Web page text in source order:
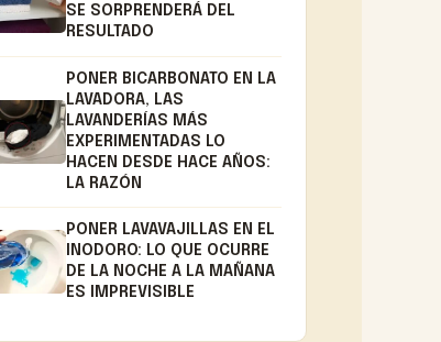
SE SORPRENDERÁ DEL
RESULTADO
PONER BICARBONATO EN LA
LAVADORA, LAS
LAVANDERÍAS MÁS
EXPERIMENTADAS LO
HACEN DESDE HACE AÑOS:
LA RAZÓN
PONER LAVAVAJILLAS EN EL
INODORO: LO QUE OCURRE
DE LA NOCHE A LA MAÑANA
ES IMPREVISIBLE